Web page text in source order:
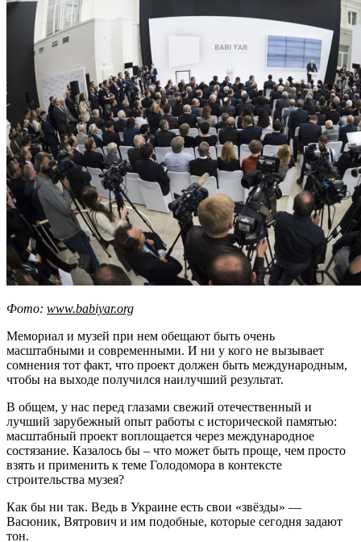
Фото: www.babiyar.org
Мемориал и музей при нем обещают быть очень
масштабными и современными. И ни у кого не вызывает
сомнения тот факт, что проект должен быть международным,
чтобы на выходе получился наилучший результат.
В общем, у нас перед глазами свежий отечественный и
лучший зарубежный опыт работы с исторической памятью:
масштабный проект воплощается через международное
состязание. Казалось бы – что может быть проще, чем просто
взять и применить к теме Голодомора в контексте
строительства музея?
Как бы ни так. Ведь в Украине есть свои «звёзды» —
Васюник, Вятрович и им подобные, которые сегодня задают
тон.